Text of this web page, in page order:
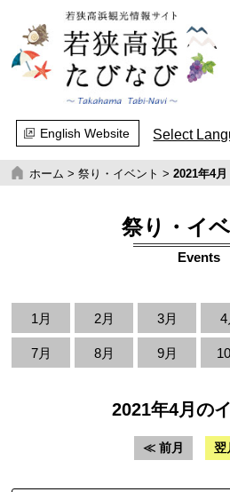
English Website Select
ホーム >祭り・イベント >2021年4月
祭り・イ
Events
1月 2月 3月 4
7月 8月 9月
2021年4月の
≪ 前月